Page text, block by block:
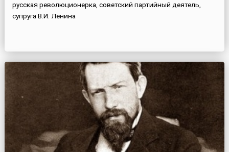
русская революционерка, советский партийный деятель,
супруга В.И. Ленина